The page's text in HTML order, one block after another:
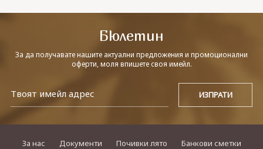
Бюлетин
За да получавате нашите актуални предложения и промоционални
оферти, моля впишете своя имейл.
За нас Документи Почивки лято
Банкови сметки